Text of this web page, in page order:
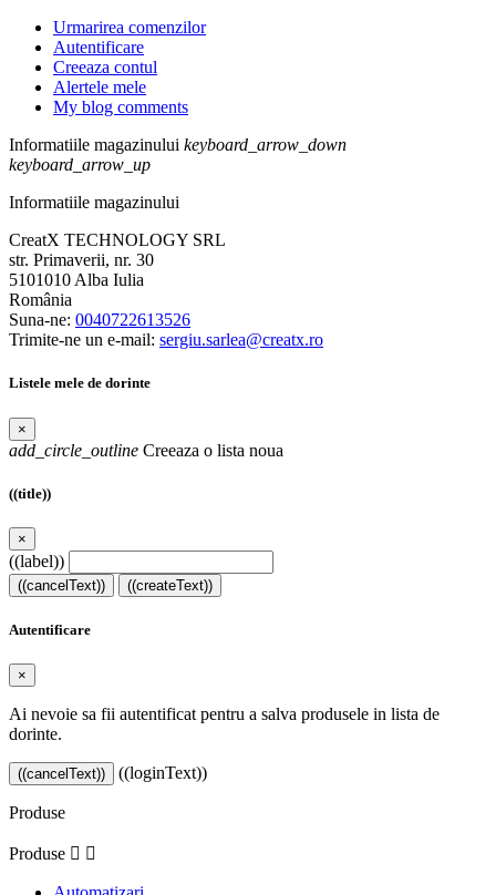
Urmarirea comenzilor
Autentificare
Creeaza contul
Alertele mele
My blog comments
Informatiile magazinului keyboard_arrow_down
keyboard_arrow_up
Informatiile magazinului
CreatX TECHNOLOGY SRL
str. Primaverii, nr. 30
5101010 Alba Iulia
România
Suna-ne: 0040722613526
Trimite-ne un e-mail: sergiu.sarlea@creatx.ro
Listele mele de dorinte
×
add_circle_outline Creeaza o lista noua
((title))
×
((label))
((cancelText)) ((createText))
Autentificare
×
Ai nevoie sa fii autentificat pentru a salva produsele in lista de
dorinte.
((cancelText)) ((loginText))
Produse
Produse  